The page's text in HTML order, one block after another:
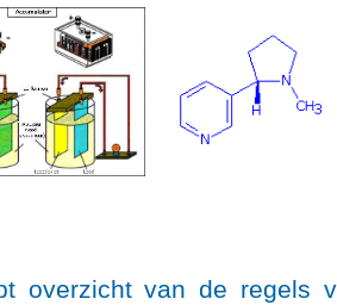
overzicht van de regels